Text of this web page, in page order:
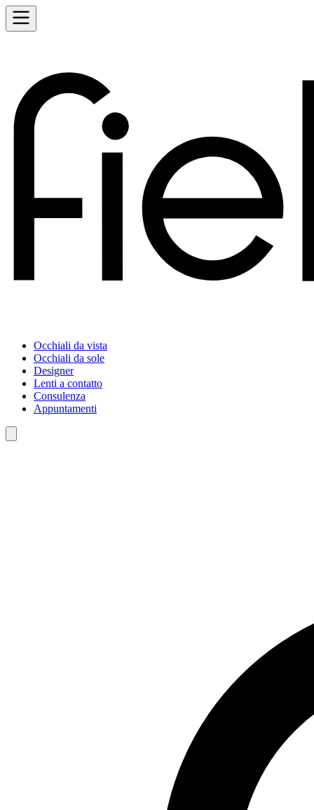
Occhiali da vista
Occhiali da sole
Designer
Lenti a contatto
Consulenza
Appuntamenti